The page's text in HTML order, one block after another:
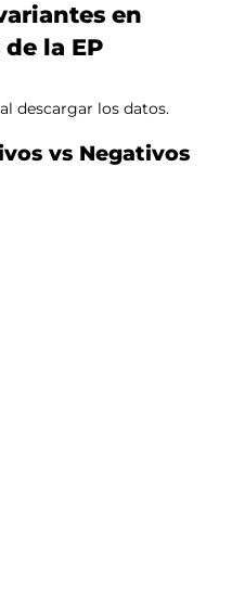
en
la EP
descargar los datos.
vs Negativos